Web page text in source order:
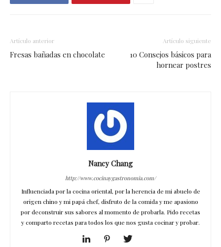
Artículo anterior
Fresas bañadas en chocolate
Artículo siguiente
10 Consejos básicos para
hornear postres
Nancy Chang
http://www.cocinaygastronomia.com/
Influenciada por la cocina oriental, por la herencia de mi abuelo de
origen chino y mi papá chef, disfruto de la comida y me apasiono
por deconstruir sus sabores al momento de probarla. Pido recetas
y comparto recetas para todos los que nos gusta cocinar y probar.